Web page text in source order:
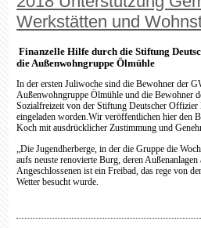
Werkstätten und
Finanzelle Hilfe durch die Stiftung
die Außenwohngruppe Ölmühle
In der ersten Juliwoche sind die Bewohner der
Außenwohngruppe Ölmühle und die Bewohner
Sozialfreizeit von der Stiftung Deutscher
eingeladen worden.Wir veröffentlichen hier den
Koch mit ausdrücklicher Zustimmung und
„Die Jugendherberge, in der die Gruppe die
aufs neuste renovierte Burg, deren
Angeschlossenen ist ein Freibad, das rege von
Wetter besucht wurde.